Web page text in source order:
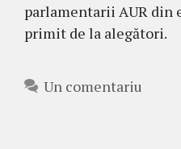
parlamentarii AUR din
primit de la alegători.
Un comentariu